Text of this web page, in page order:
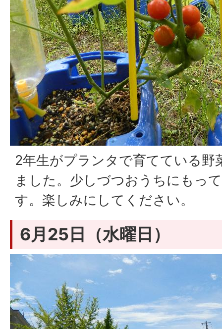
2年生がプランタで育てている野
ました。少しづつおうちにもっ
す。楽しみにしてください。
6月25日（水曜日）